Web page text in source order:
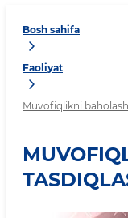
Bosh sahifa
Faoliyat
Muvofiqlikni